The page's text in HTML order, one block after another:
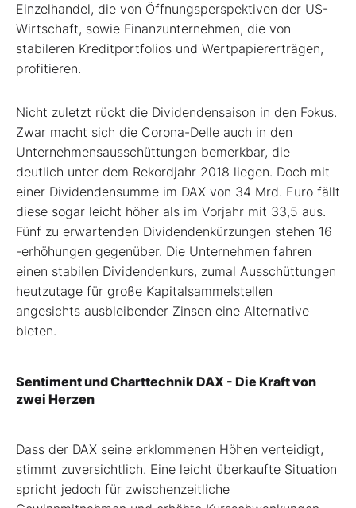
Einzelhandel, die von Öffnungsperspektiven der US-
Wirtschaft, sowie Finanzunternehmen, die von
stabileren Kreditportfolios und Wertpapiererträgen,
profitieren.
Nicht zuletzt rückt die Dividendensaison in den Fokus.
Zwar macht sich die Corona-Delle auch in den
Unternehmensausschüttungen bemerkbar, die
deutlich unter dem Rekordjahr 2018 liegen. Doch mit
einer Dividendensumme im DAX von 34 Mrd. Euro fällt
diese sogar leicht höher als im Vorjahr mit 33,5 aus.
Fünf zu erwartenden Dividendenkürzungen stehen 16
-erhöhungen gegenüber. Die Unternehmen fahren
einen stabilen Dividendenkurs, zumal Ausschüttungen
heutzutage für große Kapitalsammelstellen
angesichts ausbleibender Zinsen eine Alternative
bieten.
Sentiment und Charttechnik DAX - Die Kraft von
zwei Herzen
Dass der DAX seine erklommenen Höhen verteidigt,
stimmt zuversichtlich. Eine leicht überkaufte Situation
spricht jedoch für zwischenzeitliche